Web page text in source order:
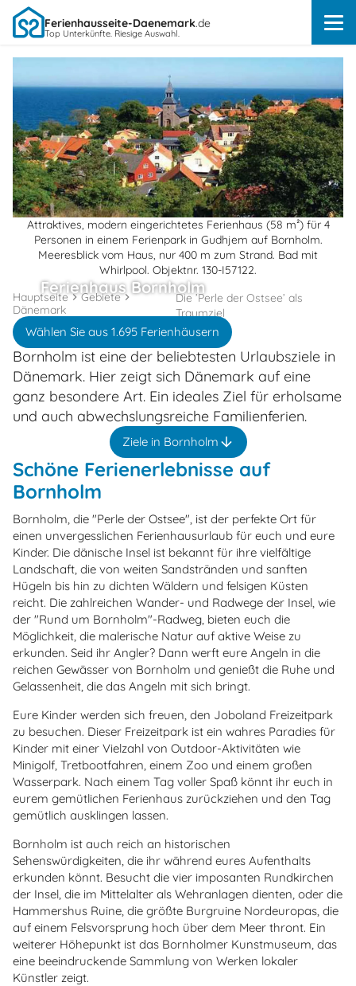
Ferienhausseite-Daenemark.de
Top Unterkünfte. Riesige Auswahl.
Attraktives, modern eingerichtetes Ferienhaus (58 m²) für 4
Personen in einem Ferienpark in Gudhjem auf Bornholm.
Meeresblick vom Haus, nur 400 m zum Strand. Bad mit
Whirlpool. Objektnr. 130-I57122.
Ferienhaus Bornholm
Wählen Sie aus 1.695 Ferienhäusern
Hauptseite
Gebiete
Dänemark
Die ’Perle der Ostsee’ als
Traumziel
Bornholm ist eine der beliebtesten Urlaubsziele in
Dänemark. Hier zeigt sich Dänemark auf eine
ganz besondere Art. Ein ideales Ziel für erholsame
und auch abwechslungsreiche Familienferien.
Ziele in Bornholm
Schöne Ferienerlebnisse auf
Bornholm
Bornholm, die "Perle der Ostsee", ist der perfekte Ort für
einen unvergesslichen Ferienhausurlaub für euch und eure
Kinder. Die dänische Insel ist bekannt für ihre vielfältige
Landschaft, die von weiten Sandstränden und sanften
Hügeln bis hin zu dichten Wäldern und felsigen Küsten
reicht. Die zahlreichen Wander- und Radwege der Insel, wie
der "Rund um Bornholm"-Radweg, bieten euch die
Möglichkeit, die malerische Natur auf aktive Weise zu
erkunden. Seid ihr Angler? Dann werft eure Angeln in die
reichen Gewässer von Bornholm und genießt die Ruhe und
Gelassenheit, die das Angeln mit sich bringt.
Eure Kinder werden sich freuen, den Joboland Freizeitpark
zu besuchen. Dieser Freizeitpark ist ein wahres Paradies für
Kinder mit einer Vielzahl von Outdoor-Aktivitäten wie
Minigolf, Tretbootfahren, einem Zoo und einem großen
Wasserpark. Nach einem Tag voller Spaß könnt ihr euch in
eurem gemütlichen Ferienhaus zurückziehen und den Tag
gemütlich ausklingen lassen.
Bornholm ist auch reich an historischen
Sehenswürdigkeiten, die ihr während eures Aufenthalts
erkunden könnt. Besucht die vier imposanten Rundkirchen
der Insel, die im Mittelalter als Wehranlagen dienten, oder die
Hammershus Ruine, die größte Burgruine Nordeuropas, die
auf einem Felsvorsprung hoch über dem Meer thront. Ein
weiterer Höhepunkt ist das Bornholmer Kunstmuseum, das
eine beeindruckende Sammlung von Werken lokaler
Künstler zeigt.